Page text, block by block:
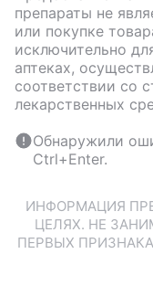
препараты не
или покупке
исключительно
аптеках,
соответствии со
лекарственных
Обнаружили
Ctrl+Enter.
ИНФОРМАЦИЯ
ЦЕЛЯХ. НЕ
ПЕРВЫХ